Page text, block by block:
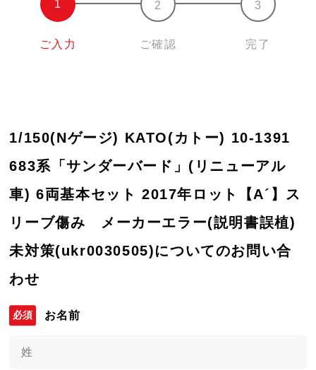
ご入力 ご確認 完了
1/150(Nゲージ) KATO(カトー) 10-1391
683系「サンダーバード」(リニューアル
車) 6両基本セット 2017年ロット【A´】ス
リーブ傷み メーカーエラー(説明書誤植)
未対策(ukr0030505)についてのお問い合
わせ
お名前